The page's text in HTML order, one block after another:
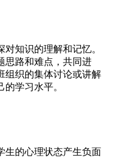
知识的理解和记忆。
思路和难点，共同进
组织的集体讨论或讲解
学习水平。
生的心理状态产生负面